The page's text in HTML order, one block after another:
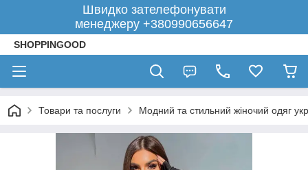
Швидко зателефонувати
менеджеру +380990656647
SHOPPINGOOD
Товари та послуги Модний та стильний жіночий одяг